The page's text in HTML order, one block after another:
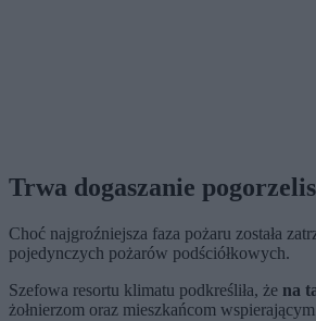
Trwa dogaszanie
Choć najgroźniejsza faza pożaru została
pojedynczych pożarów podściółkowych.
Szefowa resortu klimatu podkreśliła, że na
żołnierzom oraz mieszkańcom